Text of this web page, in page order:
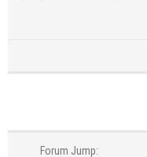
Forum Jump: